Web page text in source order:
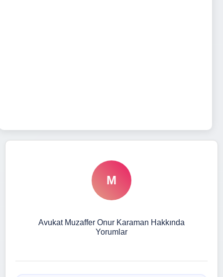
M
Avukat Muzaffer Onur Karaman Hakkında
Yorumlar